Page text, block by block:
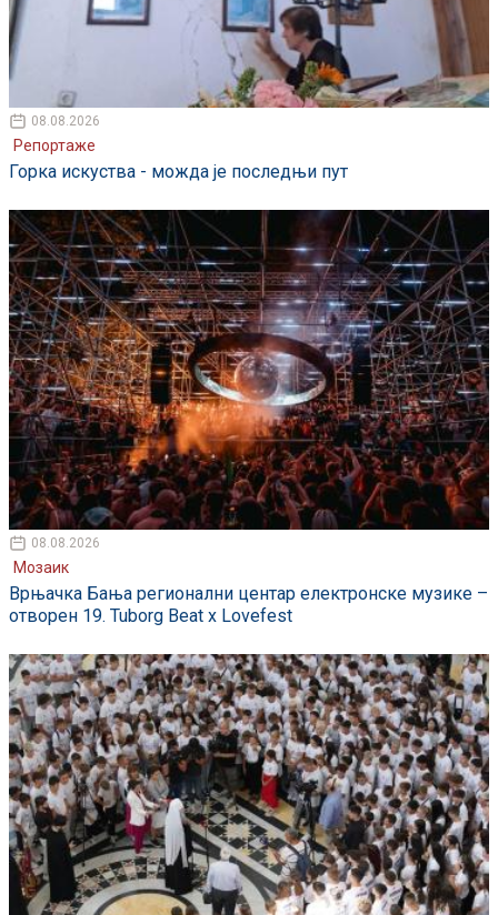
08.08.2026
Репортаже
Горка искуства - можда је последњи пут
08.08.2026
Мозаик
Врњачка Бања регионални центар електронске музике –
отворен 19. Tuborg Beat x Lovefest